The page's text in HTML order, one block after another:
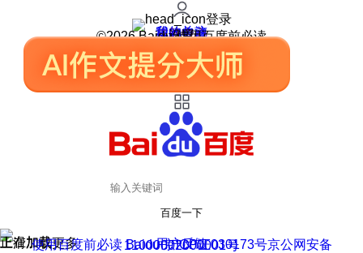
登录
我的关注
我的收藏
皮肤中心
用户反馈
设置
©2026 Baidu 使用百度前必读
百度一下
正在加载
上滑加载更多 用户反馈
使用百度前必读 Baidu 京ICP证030173号
京公网安备11000002000001号